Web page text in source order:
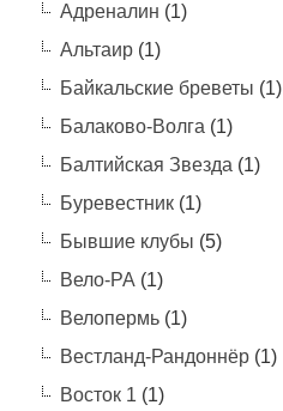
Адреналин (1)
Альтаир(1)
Байкальские бреветы (1)
Балаково-Волга (1)
Балтийская Звезда (1)
Буревестник(1)
Бывшие клубы (5)
Вело-РА (1)
Велопермь(1)
Вестланд-Рандоннёр(1)
Восток 1 (1)